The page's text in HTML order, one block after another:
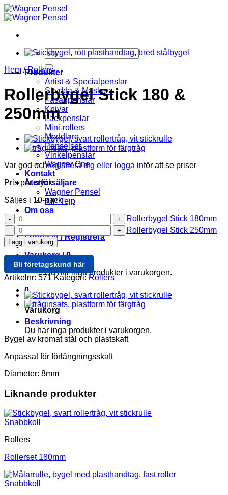
Skip
to
Sök
efter:
Produkter
Artist & Specialpenslar
Skydda & Maskera
Fasadpenslar
Knivar
Lackpenslar
Mini-rollers
Moddlare
Penselset
Vinkelpenslar
Wagner One
Kontakt
Återförsäljare
Wagner Pensel
KIP Tejp
Om oss
Logga in / Registrera
Varukorg /0
Du har inga produkter i varukorgen.
0
Varukorg
Du har inga produkter i varukorgen.
Hem / Rollers
Rollerbygel Stick 180 &
250mm
Var god ochregistrera dig eller logga inför att se priser
Pris per styck
Säljes i 10-pack
Rollerbygel
Stick
180mm
mängd
Rollerbygel Stick 180mm
Rollerbygel
Stick
250mm
mängd
Rollerbygel Stick 250mm
Lägg i varukorg
Bli företagskund här
Artikelnr:571 Kategori: Rollers
Beskrivning
Bygel av kromat stål och plastskaft
Anpassat för förlängningsskaft
Diameter: 8mm
Liknande produkter
Snabbkoll
Rollers
Rollerset 180mm
Snabbkoll